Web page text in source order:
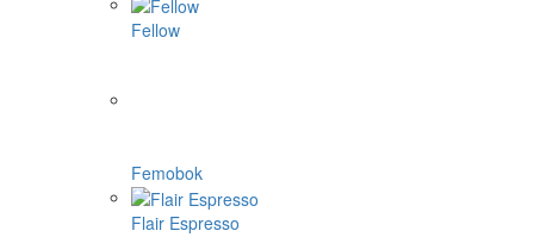
Fellow
Femobok
Flair Espresso